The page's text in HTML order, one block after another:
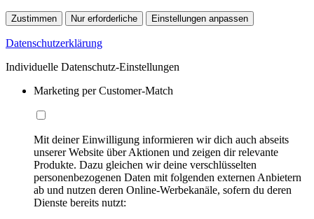
Zustimmen Nur erforderliche Einstellungen anpassen
Datenschutzerklärung
Individuelle Datenschutz-Einstellungen
Marketing per Customer-Match
Mit deiner Einwilligung informieren wir dich auch abseits
unserer Website über Aktionen und zeigen dir relevante
Produkte. Dazu gleichen wir deine verschlüsselten
personenbezogenen Daten mit folgenden externen Anbietern
ab und nutzen deren Online-Werbekanäle, sofern du deren
Dienste bereits nutzt: